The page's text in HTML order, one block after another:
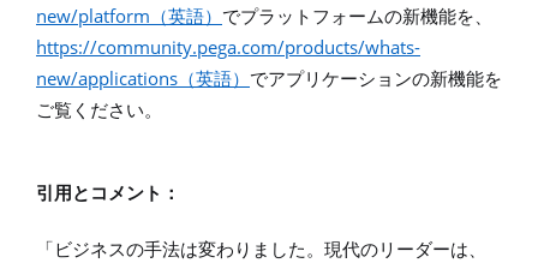
new/platform （英語） でプラットフォームの新機能を、
https://community.pega.com/products/whats-
new/applications （英語） でアプリケーションの新機能を
ご覧ください。
引用とコメント：
「ビジネスの手法は変わりました。現代のリーダーは、